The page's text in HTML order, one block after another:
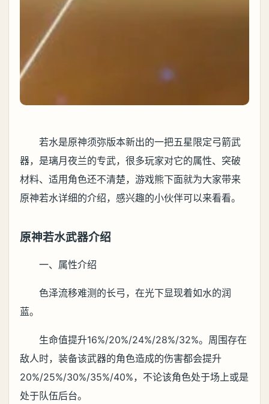
若水是原神须弥版本新出的一把五星限定弓箭武
器，是璃月夜兰的专武，很多玩家对它的属性、突破
材料、适用角色还不清楚，游戏熊下面就为大家带来
原神若水详细的介绍，感兴趣的小伙伴可以来看看。
原神若水武器介绍
一、属性介绍
色泽流移难测的长弓，在光下显现着如水的润
蓝。
生命值提升16%/20%/24%/28%/32%。周围存在
敌人时，装备该武器的角色造成的伤害都会提升
20%/25%/30%/35%/40%，不论该角色处于场上或是
处于队伍后台。